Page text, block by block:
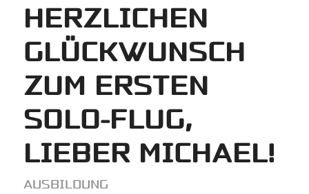
HERZLICHEN
GLÜCKWUNSCH
ZUM ERSTEN
SOLO-FLUG,
LIEBER MICHAEL!
AUSBILDUNG